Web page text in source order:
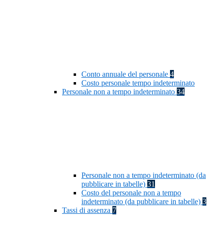
Conto annuale del personale 4
Costo personale tempo indeterminato
Personale non a tempo indeterminato 34
Personale non a tempo indeterminato (da
pubblicare in tabelle) 31
Costo del personale non a tempo
indeterminato (da pubblicare in tabelle) 3
Tassi di assenza 7